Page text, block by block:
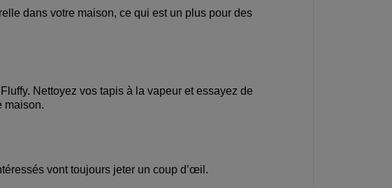
dans votre maison, ce qui est un plus pour des
Nettoyez vos tapis à la vapeur et essayez de
maison.
vont toujours jeter un coup d’œil.